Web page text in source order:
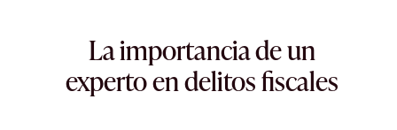
La importancia de un
experto en delitos fiscales